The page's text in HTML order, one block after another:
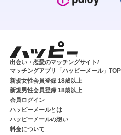
出会い・恋愛のマッチングサイト/
マッチングアプリ「ハッピーメール」TOP
新規女性会員登録 18歳以上
新規男性会員登録 18歳以上
会員ログイン
ハッピーメールとは
ハッピーメールの想い
料金について